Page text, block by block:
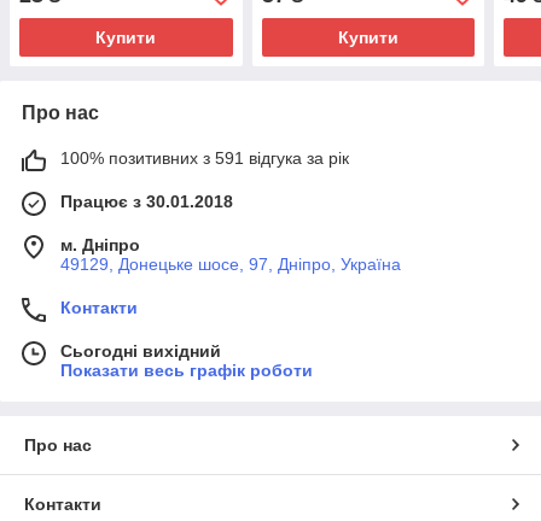
Купити Купити
Про нас
100% позитивних з 591 відгука за рік
Працює з 30.01.2018
м. Дніпро
49129, Донецьке шосе, 97, Дніпро, Україна
Контакти
Сьогодні вихідний
Показати весь графік роботи
Про нас
Контакти